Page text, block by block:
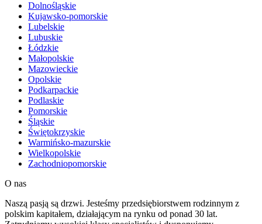
Dolnośląskie
Kujawsko-pomorskie
Lubelskie
Lubuskie
Łódzkie
Małopolskie
Mazowieckie
Opolskie
Podkarpackie
Podlaskie
Pomorskie
Śląskie
Świętokrzyskie
Warmińsko-mazurskie
Wielkopolskie
Zachodniopomorskie
O nas
Naszą pasją są drzwi. Jesteśmy przedsiębiorstwem rodzinnym z
polskim kapitałem, działającym na rynku od ponad 30 lat.